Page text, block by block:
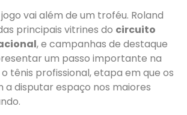
vai além de um troféu. Roland
principais vitrines do circuito
, e campanhas de destaque
um passo importante na
tênis profissional, etapa em que os
a disputar espaço nos maiores